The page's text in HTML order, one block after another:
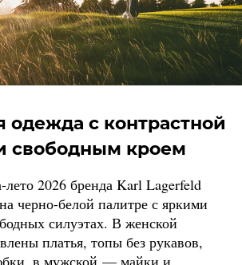
с контрастной
свободным кроем
лето 2026 бренда Karl Lagerfeld
черно-белой палитре с яркими
силуэтах. В женской
платья, топы без рукавов,